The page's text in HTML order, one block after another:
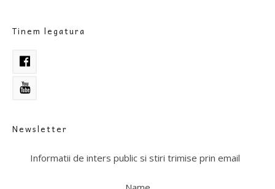
Tinem legatura
Newsletter
Informatii de inters public si stiri trimise prin email